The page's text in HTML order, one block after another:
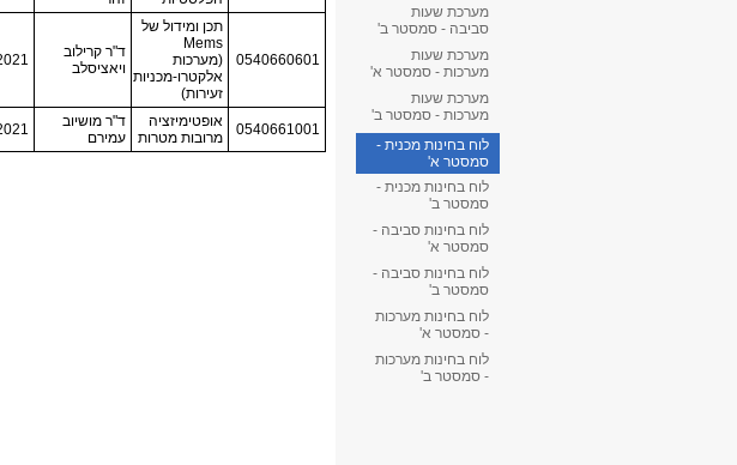
מערכת שעות
סביבה - סמסטר ב'
מערכת שעות
מערכות - סמסטר א'
מערכת שעות
מערכות - סמסטר ב'
לוח בחינות מכנית -
סמסטר א'
לוח בחינות מכנית -
סמסטר ב'
לוח בחינות סביבה -
סמסטר א'
לוח בחינות סביבה -
סמסטר ב'
לוח בחינות מערכות
- סמסטר א'
לוח בחינות מערכות
- סמסטר ב'